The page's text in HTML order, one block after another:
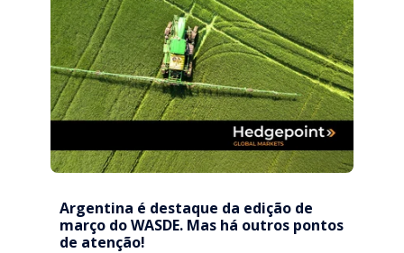
Argentina é destaque da edição de
março do WASDE. Mas há outros pontos
de atenção!